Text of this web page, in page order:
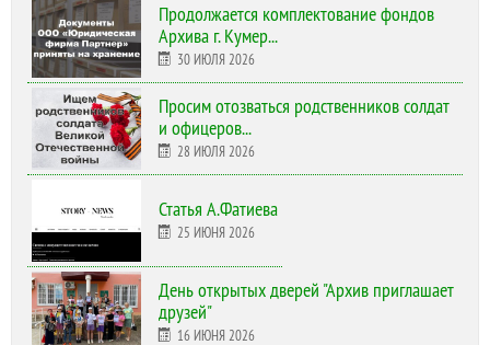
Продолжается комплектование фондов
Архива г. Кумер...
30 ИЮЛЯ 2026
Просим отозваться родственников солдат
и офицеров...
28 ИЮЛЯ 2026
Статья А.Фатиева
25 ИЮНЯ 2026
День открытых дверей "Архив приглашает
друзей"
16 ИЮНЯ 2026